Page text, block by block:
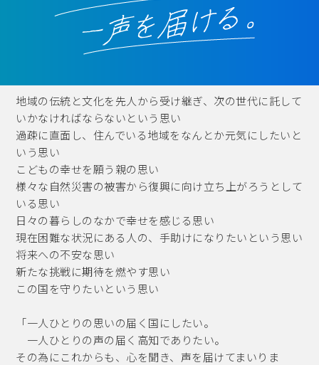
2026年3月15日
第16回四国ブロック若手薬剤師指導者育成フォ
香南市制施行・合併20周年記念式典
2026年2月21日
高知県西部地区郵便局長会通常総会・懇親会
2026年2月21日
中土佐町合併20周年記念式典
2026年2月15日
林総務大臣 来高
2026年2月14日
2026年1月11日
香南市消防出初式
地域の伝統と文化を先人から受け継ぎ、次の世代に託して
いかなければならないという思い
過疎に直面し、住んでいる地域をなんとか元気にしたいと
いう思い
こどもの幸せを願う親の思い
様々な自然災害の被害から復興に向け立ち上がろうとして
いる思い
日々の暮らしのなかで幸せを感じる思い
現在困難な状況にある人の、手助けになりたいという思い
将来への不安な思い
新たな挑戦に期待を燃やす思い
この国を守りたいという思い
「一人ひとりの思いの届く国にしたい。
一人ひとりの声の届く高知でありたい。
その為にこれからも、心を聞き、声を届けてまいりま